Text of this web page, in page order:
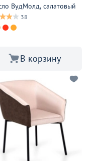
ВудМолд, салатовый
38
В корзину